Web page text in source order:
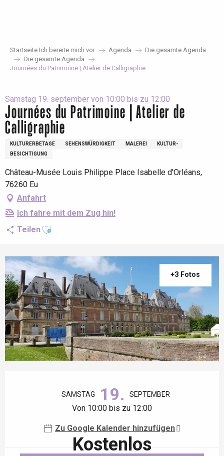
Startseite Ich bereite mich vor Agenda
Die gesamte Agenda
Die gesamte Agenda
Journées du Patrimoine | Atelier de Calligraphie
Samstag 19. september von 10:00 bis zu 12:00
Journées du Patrimoine | Atelier de
Calligraphie
KULTURERBETAGE SEHENSWÜRDIGKEIT MALEREI
KULTUR-
BESICHTIGUNG
Château-Musée Louis Philippe Place Isabelle d'Orléans,
76260 Eu
Anfahrt
Ich fahre mit dem Zug hin!
TeilenAjouter aux favoris
+3 Fotos
SAMSTAG 19. SEPTEMBER
Von 10:00 bis zu 12:00
Zu Google Kalender hinzufügen
Kostenlos